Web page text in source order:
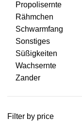
Propolisernte
Rähmchen
Schwarmfang
Sonstiges
Süßigkeiten
Wachsernte
Zander
Filter by price